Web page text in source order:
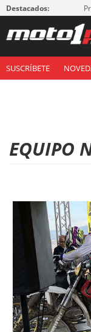
Destacados:
SUSCRÍBETE
EQUIPO